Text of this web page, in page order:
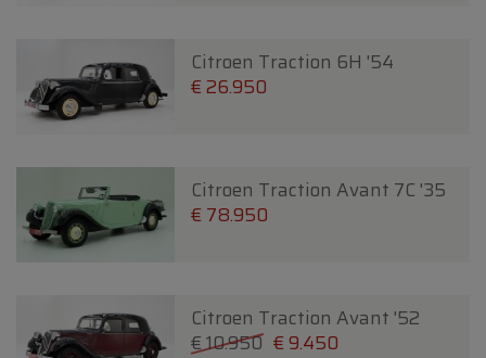
Citroen Traction 6H '54
€ 26.950
Citroen Traction Avant 7C '35
€ 78.950
Citroen Traction Avant '52
€ 10.950 € 9.450